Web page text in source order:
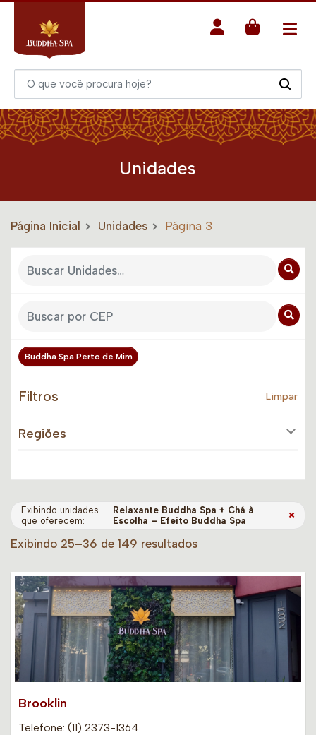
Unidades
Página Inicial Unidades Página 3
Buddha Spa Perto de Mim
Filtros Limpar
Regiões
Exibindo unidades
que oferecem:
Relaxante Buddha Spa + Chá à
Escolha – Efeito Buddha Spa
×
Exibindo 25–36 de 149 resultados
Brooklin
Telefone: (11) 2373-1364